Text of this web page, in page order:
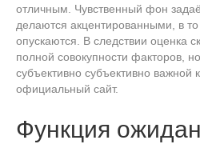
отличным. Чувственный фон
делаются акцентированными, в
опускаются. В следствии оценка
полной совокупности факторов,
субъективно субъективно
официальный сайт.
Функция